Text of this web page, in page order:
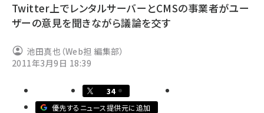
ai (2804)
note (2312)
z世代 (1622)
Twitter上でレンタルサーバーとCMSの事業者がユー
ザーの意見を聞きながら議論を交す
池田真也（Web担 編集部）
2011年3月9日 18:39
34
優先するニュース提供元に追加